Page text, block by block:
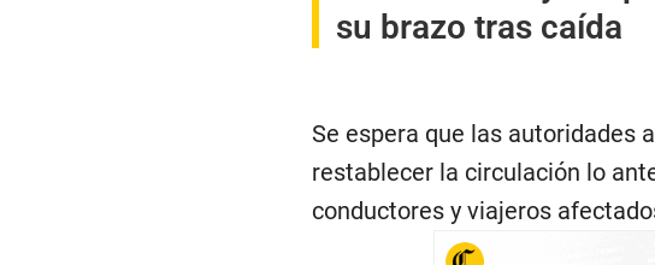
su brazo tras caída
Se espera que las autoridades
restablecer la circulación lo
conductores y viajeros